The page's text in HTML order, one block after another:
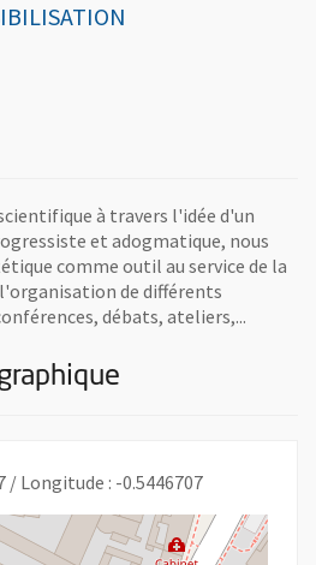
à travers l'idée d'un
et adogmatique, nous
comme outil au service de la
de différents
débats, ateliers,...
/ Longitude : -0.5446707